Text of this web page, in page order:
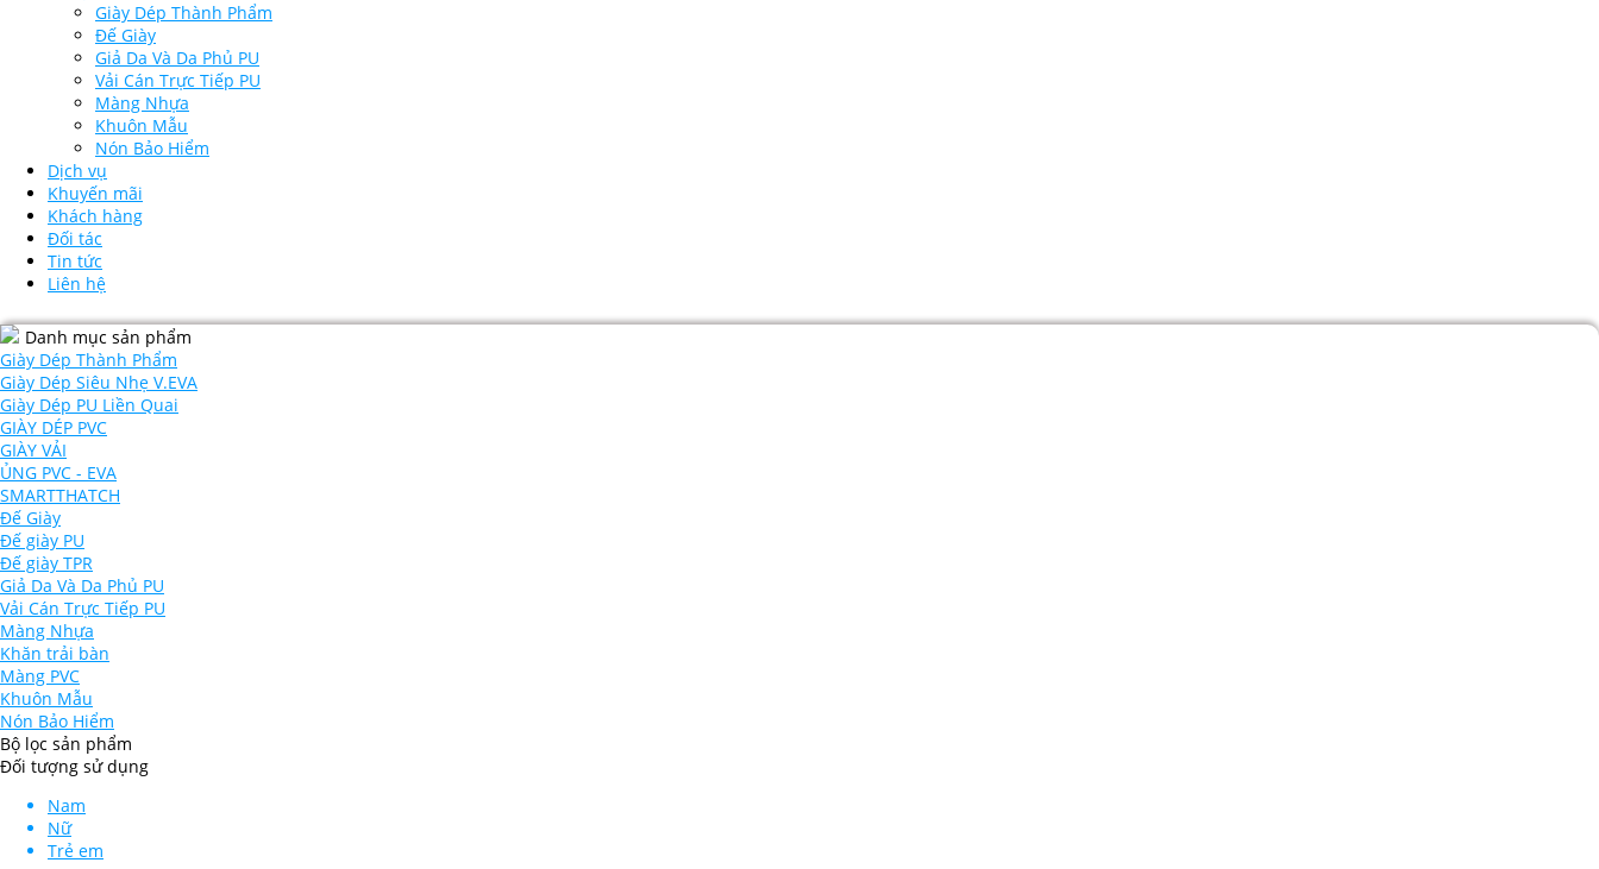
Giày Dép Thành Phẩm
Đế Giày
Giả Da Và Da Phủ PU
Vải Cán Trực Tiếp PU
Màng Nhựa
Khuôn Mẫu
Nón Bảo Hiểm
Dịch vụ
Khuyến mãi
Khách hàng
Đối tác
Tin tức
Liên hệ
Danh mục sản phẩm
Giày Dép Thành Phẩm
Giày Dép Siêu Nhẹ V.EVA
Giày Dép PU Liền Quai
GIÀY DÉP PVC
GIÀY VẢI
ỦNG PVC - EVA
SMARTTHATCH
Đế Giày
Đế giày PU
Đế giày TPR
Giả Da Và Da Phủ PU
Vải Cán Trực Tiếp PU
Màng Nhựa
Khăn trải bàn
Màng PVC
Khuôn Mẫu
Nón Bảo Hiểm
Bộ lọc sản phẩm
Đối tượng sử dụng
Nam
Nữ
Trẻ em